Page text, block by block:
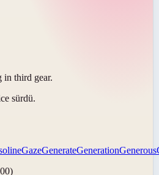
in third gear.
sürdü.
GazeGenerateGenerationGenerous